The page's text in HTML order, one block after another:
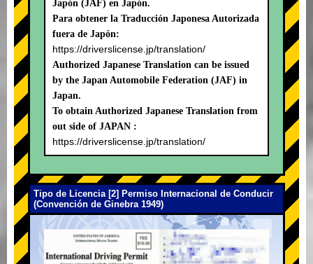
Japón (JAF) en Japón.
Para obtener la Traducción Japonesa Autorizada
fuera de Japón:
https://driverslicense.jp/translation/
Authorized Japanese Translation can be issued
by the Japan Automobile Federation (JAF) in
Japan.
To obtain Authorized Japanese Translation from
out side of JAPAN :
https://driverslicense.jp/translation/
Tipo de Licencia [2] Permiso Internacional de Conducir
(Convención de Ginebra 1949)